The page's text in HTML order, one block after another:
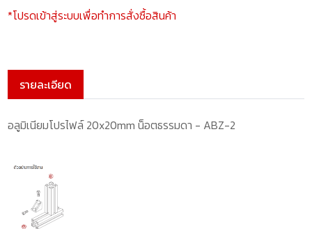
*โปรดเข้าสู่ระบบเพื่อทำการสั่งซื้อสินค้า
รายละเอียด
อลูมิเนียมโปรไฟล์ 20x20mm น็อตธรรมดา - ABZ-2